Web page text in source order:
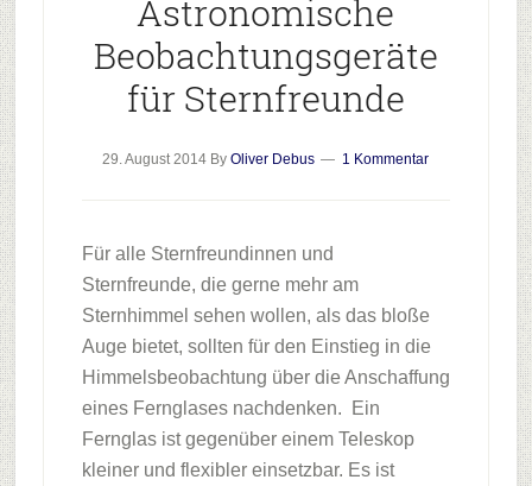
Astronomische
Beobachtungsgeräte
für Sternfreunde
29. August 2014 ByOliver Debus 1 Kommentar
Für alle Sternfreundinnen und
Sternfreunde, die gerne mehr am
Sternhimmel sehen wollen, als das bloße
Auge bietet, sollten für den Einstieg in die
Himmelsbeobachtung über die Anschaffung
eines Fernglases nachdenken. Ein
Fernglas ist gegenüber einem Teleskop
kleiner und flexibler einsetzbar. Es ist